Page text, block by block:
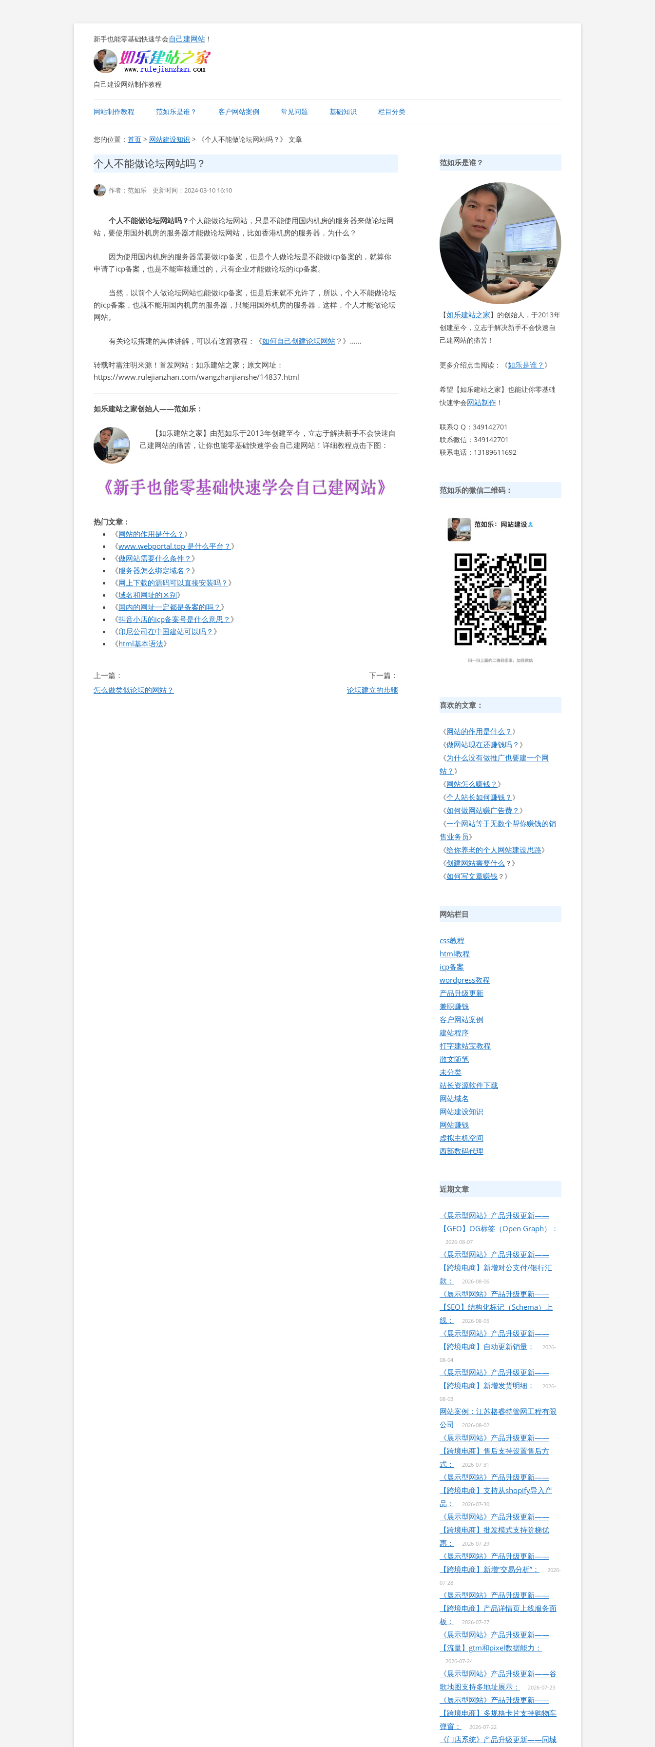
新手也能零基础快速学会自己建网站 ！
自己建设网站制作教程
至
正
网站制作教程 范如乐是谁？ 客户网站案例 常见问题 基础知识 栏目分类
建站程序
HTML教程
您的位置： 首页 > 网站建设知识 > 《个人不能做论坛网站吗？》 文章
个人不能做论坛网站吗？
作者：范如乐 更新时间：2024-03-10 16:10
个人不能做论坛网站吗？个人能做论坛网站，只是不能使用国内机房的服务器来做论坛网
站，要使用国外机房的服务器才能做论坛网站，比如香港机房的服务器，为什么？
因为使用国内机房的服务器需要做icp备案，但是个人做论坛是不能做icp备案的，就算你
申请了icp备案，也是不能审核通过的，只有企业才能做论坛的icp备案。
当然，以前个人做论坛网站也能做icp备案，但是后来就不允许了，所以，个人不能做论坛
的icp备案，也就不能用国内机房的服务器，只能用国外机房的服务器，这样，个人才能做论坛
网站。
有关论坛搭建的具体讲解，可以看这篇教程：《如何自己创建论坛网站？》……
转载时需注明来源！首发网站：如乐建站之家；原文网址：
https://www.rulejianzhan.com/wangzhanjianshe/14837.html
如乐建站之家创始人——范如乐：
【如乐建站之家】由范如乐于2013年创建至今，立志于解决新手不会快速自
己建网站的痛苦，让你也能零基础快速学会自己建网站！详细教程点击下图：
热门文章：
《网站的作用是什么？ 》
《www.webportal.top 是什么平台？ 》
《做网站需要什么条件？ 》
《服务器怎么绑定域名？ 》
《网上下载的源码可以直接安装吗？ 》
《域名和网址的区别》
《国内的网址一定都是备案的吗？ 》
《抖音小店的icp备案号是什么意思？ 》
《印尼公司在中国建站可以吗？ 》
《html基本语法》
文
章
上一篇：
怎么做类似论坛的网站？
下一篇：
论坛建立的步骤
范如乐是谁？
【如乐建站之家】的创始人，于2013年
创建至今，立志于解决新手不会快速自
己建网站的痛苦！
更多介绍点击阅读：《如乐是谁？ 》
希望【如乐建站之家】也能让你零基础
快速学会网站制作 ！
联系Q Q：349142701
联系微信：349142701
联系电话：13189611692
范如乐的微信二维码：
喜欢的文章：
《网站的作用是什么？ 》
《做网站现在还赚钱吗？ 》
《为什么没有做推广也要建一个网
站？ 》
《网站怎么赚钱？ 》
《个人站长如何赚钱？ 》
《如何做网站赚广告费？ 》
《一个网站等于无数个帮你赚钱的销
售业务员》
《给你养老的个人网站建设思路》
《创建网站需要什么 ？》
《如何写文章赚钱 ？》
网站栏目
css教程
html教程
icp备案
wordpress教程
产品升级更新
兼职赚钱
客户网站案例
建站程序
打字建站宝教程
散文随笔
未分类
站长资源软件下载
网站域名
网站建设知识
网站赚钱
虚拟主机空间
西部数码代理
近期文章
《展示型网站》产品升级更新——
【GEO】OG标签（Open Graph）：
2026-08-07
《展示型网站》产品升级更新——
【跨境电商】新增对公支付/银行汇
款：
2026-08-06
《展示型网站》产品升级更新——
【SEO】结构化标记（Schema）上
线：
2026-08-05
《展示型网站》产品升级更新——
【跨境电商】自动更新销量：
2026-
08-04
《展示型网站》产品升级更新——
【跨境电商】新增发货明细：
2026-
08-03
网站案例：江苏格睿特管网工程有限
公司
2026-08-02
《展示型网站》产品升级更新——
【跨境电商】售后支持设置售后方
式：
2026-07-31
《展示型网站》产品升级更新——
【跨境电商】支持从shopify导入产
品：
2026-07-30
《展示型网站》产品升级更新——
【跨境电商】批发模式支持阶梯优
惠：
2026-07-29
《展示型网站》产品升级更新——
【跨境电商】新增“交易分析”：
2026-
07-28
《展示型网站》产品升级更新——
【跨境电商】产品详情页上线服务面
板：
2026-07-27
《展示型网站》产品升级更新——
【流量】gtm和pixel数据能力：
2026-07-24
《展示型网站》产品升级更新——谷
歌地图支持多地址展示：
2026-07-23
《展示型网站》产品升级更新——
【跨境电商】多规格卡片支持购物车
弹窗：
2026-07-22
《门店系统》产品升级更新——同城